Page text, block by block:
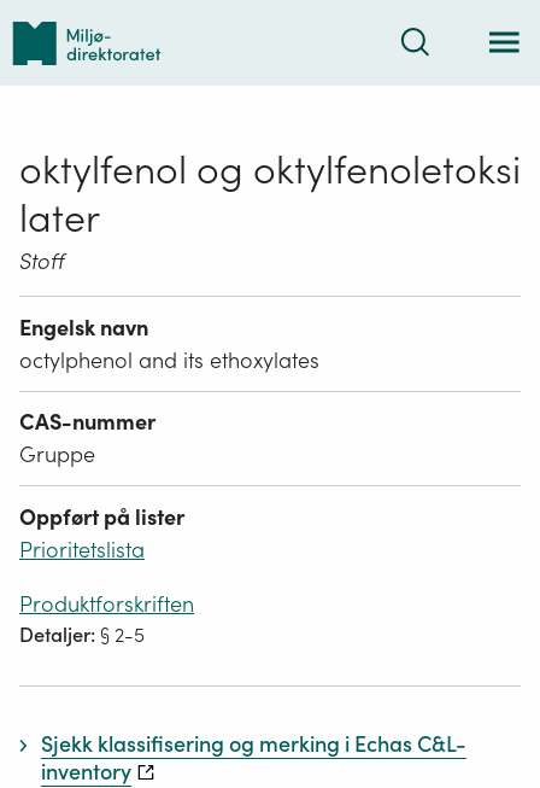
Tilbake
forsiden
Søk
oktylfenol og oktylfenoletoksi
later
Stoff
Engelsk navn
octylphenol and its ethoxylates
CAS-nummer
Gruppe
Oppført på lister
Prioritetslista
Produktforskriften
Detaljer: § 2-5
Sjekk klassifisering og merking i Echas C&L-
inventory